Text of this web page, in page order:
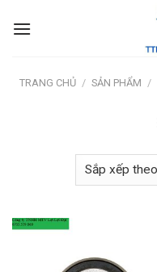
TRANG CHỦ / SẢN PHẨM /